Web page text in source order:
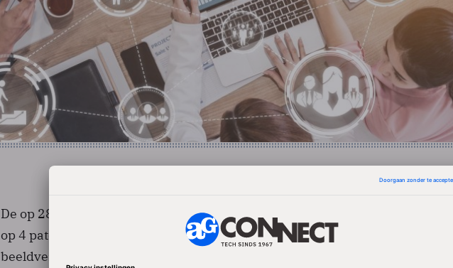
De op 28 mei ingediende klacht stelt dat Apple inbreuk zou hebben gemaakt
op 4 patenten van de chipmaker. Het gaat om technologie voor
beeldverwerking en compressie. Volgens S3 levert Apple een software